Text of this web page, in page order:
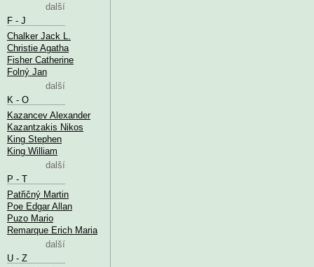
další
F - J
Chalker Jack L.
Christie Agatha
Fisher Catherine
Folný Jan
další
K - O
Kazancev Alexander
Kazantzakis Nikos
King Stephen
King William
další
P - T
Patřičný Martin
Poe Edgar Allan
Puzo Mario
Remarque Erich Maria
další
U - Z